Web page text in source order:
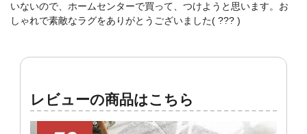
いないので、ホームセンターで買って、つけようと思います。お
しゃれで素敵なラグをありがとうございました( ??? )
レビューの商品はこちら